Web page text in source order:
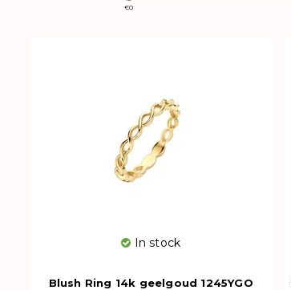
€0
In stock
Blush Ring 14k geelgoud 1245YGO